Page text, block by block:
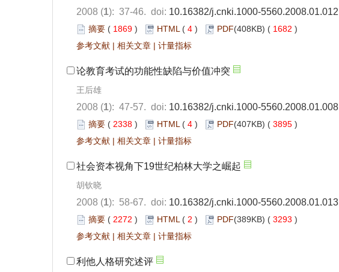
2008 (1): 37-46. doi: 10.16382/j.cnki.1000-5560.2008.01.012
摘要 ( 1869 ) HTML ( 4 ) PDF(408KB) ( 1682 )
参考文献 | 相关文章 | 计量指标
论教育考试的功能性缺陷与价值冲突
王后雄
2008 (1): 47-57. doi: 10.16382/j.cnki.1000-5560.2008.01.008
摘要 ( 2338 ) HTML ( 4 ) PDF(407KB) ( 3895 )
参考文献 | 相关文章 | 计量指标
社会资本视角下19世纪柏林大学之崛起
胡钦晓
2008 (1): 58-67. doi: 10.16382/j.cnki.1000-5560.2008.01.013
摘要 ( 2272 ) HTML ( 2 ) PDF(389KB) ( 3293 )
参考文献 | 相关文章 | 计量指标
利他人格研究述评